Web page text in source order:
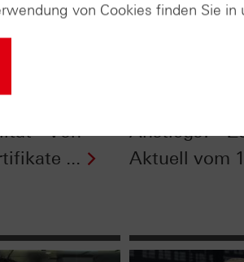
- Von
...
Anstiegs? -
Aktuell vom
von Cookies finden Sie in